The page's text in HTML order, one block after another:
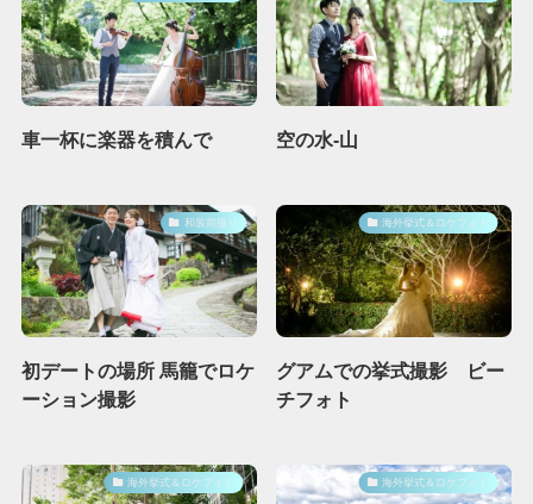
車一杯に楽器を積んで 空の水-山
和装前撮り
初デートの場所 馬籠でロケ
ーション撮影
海外挙式＆ロケフォト
グアムでの挙式撮影 ビー
チフォト
海外挙式＆ロケフォト 海外挙式＆ロケフォト